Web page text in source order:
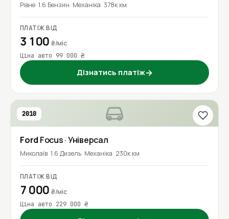
Рівне 1.6 Бензин Механіка 378к км
ПЛАТІЖ ВІД
3 100₴/міс
Ціна авто 99 000 ₴
Дізнатись платіж→
2010
Ford Focus· Універсал
Миколаїв 1.6 Дизель Механіка 230к км
ПЛАТІЖ ВІД
7 000₴/міс
Ціна авто 229 000 ₴